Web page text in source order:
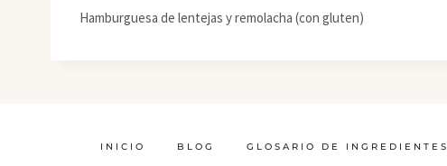
Hamburguesa de lentejas y remolacha (con gluten)
INICIO BLOG GLOSARIO DE INGREDIENTES